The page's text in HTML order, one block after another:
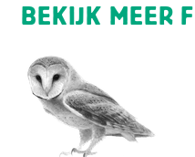
BEKIJK MEER